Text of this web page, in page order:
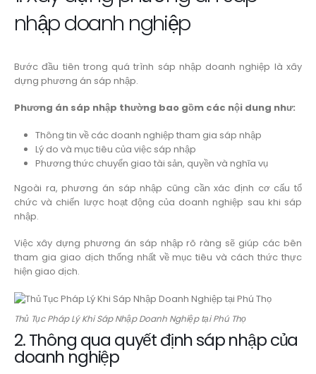
nhập doanh nghiệp
Bước đầu tiên trong quá trình sáp nhập doanh nghiệp là xây
dựng phương án sáp nhập.
Phương án sáp nhập thường bao gồm các nội dung như:
Thông tin về các doanh nghiệp tham gia sáp nhập
Lý do và mục tiêu của việc sáp nhập
Phương thức chuyển giao tài sản, quyền và nghĩa vụ
Ngoài ra, phương án sáp nhập cũng cần xác định cơ cấu tổ
chức và chiến lược hoạt động của doanh nghiệp sau khi sáp
nhập.
Việc xây dựng phương án sáp nhập rõ ràng sẽ giúp các bên
tham gia giao dịch thống nhất về mục tiêu và cách thức thực
hiện giao dịch.
Thủ Tục Pháp Lý Khi Sáp Nhập Doanh Nghiệp tại Phú Thọ
2. Thông qua quyết định sáp nhập của
doanh nghiệp